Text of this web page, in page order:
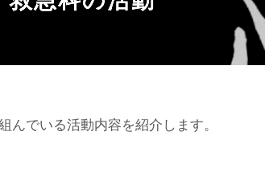
んでいる活動内容を紹介します。